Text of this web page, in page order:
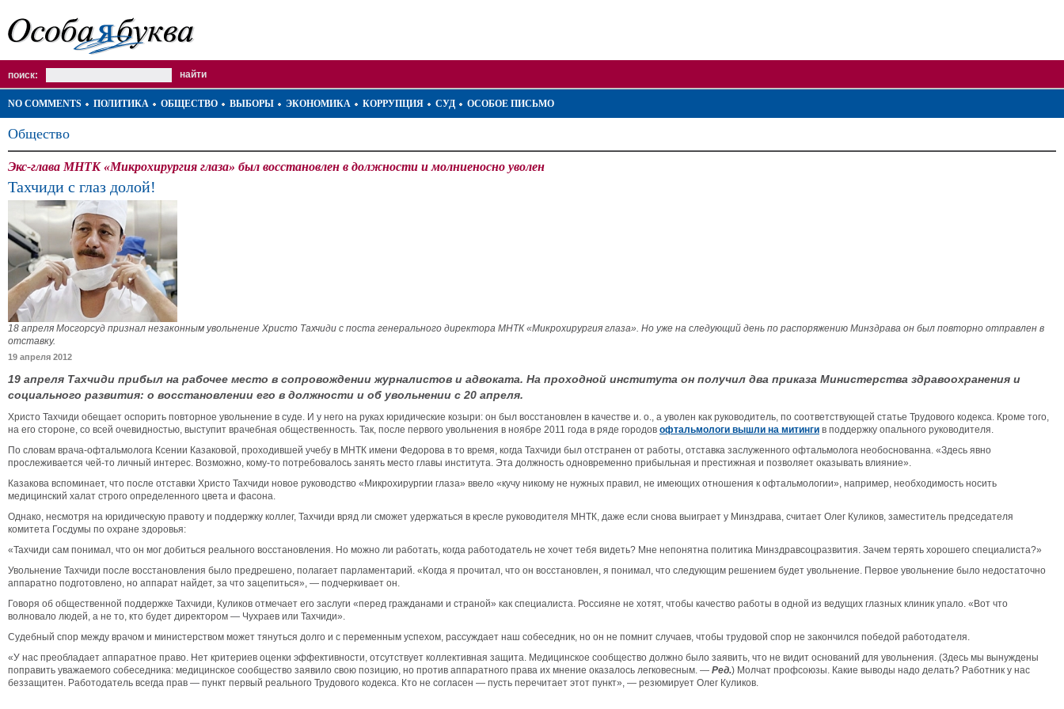
поиск:
NO COMMENTS ПОЛИТИКА ОБЩЕСТВО ВЫБОРЫ ЭКОНОМИКА КОРРУПЦИЯ СУД ОСОБОЕ ПИСЬМО
Общество
Экс-глава МНТК «Микрохирургия глаза» был восстановлен в должности и молниеносно уволен
Тахчиди с глаз долой!
18 апреля Мосгорсуд признал незаконным увольнение Христо Тахчиди с поста генерального директора МНТК «Микрохирургия глаза». Но уже на следующий день по распоряжению Минздрава он был повторно отправлен в
отставку.
19 апреля 2012
19 апреля Тахчиди прибыл на рабочее место в сопровождении журналистов и адвоката. На проходной института он получил два приказа Министерства здравоохранения и
социального развития: о восстановлении его в должности и об увольнении с 20 апреля.
Христо Тахчиди обещает оспорить повторное увольнение в суде. И у него на руках юридические козыри: он был восстановлен в качестве и. о., а уволен как руководитель, по соответствующей статье Трудового кодекса. Кроме того,
на его стороне, со всей очевидностью, выступит врачебная общественность. Так, после первого увольнения в ноябре 2011 года в ряде городов офтальмологи вышли на митинги в поддержку опального руководителя.
По словам врача-офтальмолога Ксении Казаковой, проходившей учебу в МНТК имени Федорова в то время, когда Тахчиди был отстранен от работы, отставка заслуженного офтальмолога необоснованна. «Здесь явно
прослеживается чей-то личный интерес. Возможно, кому-то потребовалось занять место главы института. Эта должность одновременно прибыльная и престижная и позволяет оказывать влияние».
Казакова вспоминает, что после отставки Христо Тахчиди новое руководство «Микрохирургии глаза» ввело «кучу никому не нужных правил, не имеющих отношения к офтальмологии», например, необходимость носить
медицинский халат строго определенного цвета и фасона.
Однако, несмотря на юридическую правоту и поддержку коллег, Тахчиди вряд ли сможет удержаться в кресле руководителя МНТК, даже если снова выиграет у Минздрава, считает Олег Куликов, заместитель председателя
комитета Госдумы по охране здоровья:
«Тахчиди сам понимал, что он мог добиться реального восстановления. Но можно ли работать, когда работодатель не хочет тебя видеть? Мне непонятна политика Минздравсоцразвития. Зачем терять хорошего специалиста?»
Увольнение Тахчиди после восстановления было предрешено, полагает парламентарий. «Когда я прочитал, что он восстановлен, я понимал, что следующим решением будет увольнение. Первое увольнение было недостаточно
аппаратно подготовлено, но аппарат найдет, за что зацепиться», — подчеркивает он.
Говоря об общественной поддержке Тахчиди, Куликов отмечает его заслуги «перед гражданами и страной» как специалиста. Россияне не хотят, чтобы качество работы в одной из ведущих глазных клиник упало. «Вот что
волновало людей, а не то, кто будет директором — Чухраев или Тахчиди».
Судебный спор между врачом и министерством может тянуться долго и с переменным успехом, рассуждает наш собеседник, но он не помнит случаев, чтобы трудовой спор не закончился победой работодателя.
«У нас преобладает аппаратное право. Нет критериев оценки эффективности, отсутствует коллективная защита. Медицинское сообщество должно было заявить, что не видит оснований для увольнения. (Здесь мы вынуждены
поправить уважаемого собеседника: медицинское сообщество заявило свою позицию, но против аппаратного права их мнение оказалось легковесным. — Ред.) Молчат профсоюзы. Какие выводы надо делать? Работник у нас
беззащитен. Работодатель всегда прав — пункт первый реального Трудового кодекса. Кто не согласен — пусть перечитает этот пункт», — резюмирует Олег Куликов.